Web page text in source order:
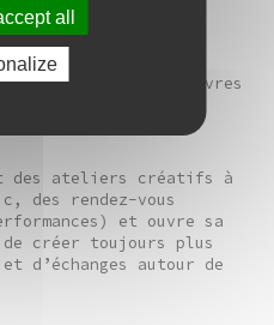
d’expositions
Le public,
salle, découvre des
mais aussi des œuvres
ou conçues et
les expositions.
des ateliers créatifs à
des rendez-vous
et ouvre sa
créer toujours plus
d’échanges autour de
all